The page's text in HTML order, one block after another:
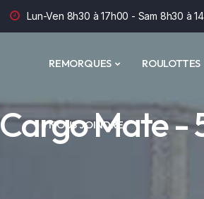
Lun-Ven 8h30 à 17h00 - Sam 8h30 à
REMORQUES ROULOTTES
NOUS JOINDRE
Cargo Mate -